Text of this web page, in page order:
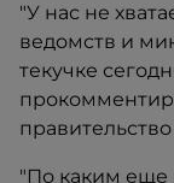
"У нас не
ведомств и
текучке
"По каким еще